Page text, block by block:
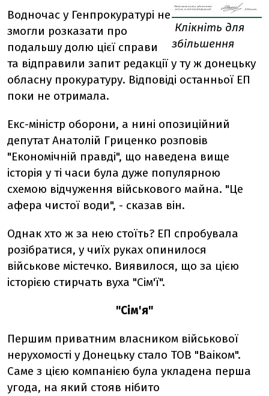
Клікніть для
збільшення
Водночас у Генпрокуратурі не
змогли розказати про
подальшу долю цієї справи
та відправили запит редакції у ту ж донецьку
обласну прокуратуру. Відповіді останньої ЕП
поки не отримала.
Екс-міністр оборони, а нині опозиційний
депутат Анатолій Гриценко розповів
"Економічній правді", що наведена вище
історія у ті часи була дуже популярною
схемою відчуження військового майна. "Це
афера чистої води", - сказав він.
Однак хто ж за нею стоїть? ЕП спробувала
розібратися, у чиїх руках опинилося
військове містечко. Виявилося, що за цією
історією стирчать вуха "Сім'ї".
"Сім'я"
Першим приватним власником військової
нерухомості у Донецьку стало ТОВ "Ваіком".
Саме з цією компанією була укладена перша
угода, на який стояв нібито